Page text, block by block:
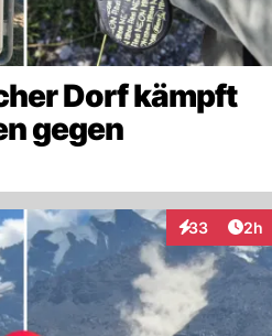
Dorf kämpft
gegen
33
Interaktionen
2h